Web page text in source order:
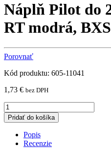
Náplň Pilot do
RT modrá,
Porovnať
Kód produktu: 605-11041
1,73 € bez DPH
Náplň
Pilot
do
2231
HiTec
Pridať do košíka
Popis
Recenzie